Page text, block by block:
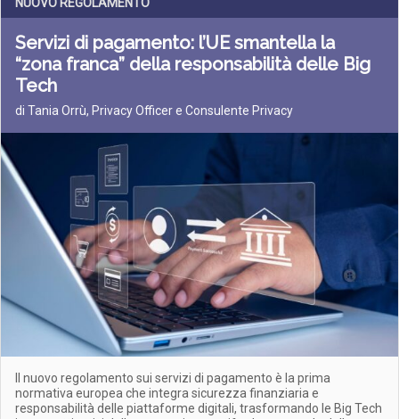
Servizi di pagamento: l’UE smantella la
“zona franca” della responsabilità delle Big
Tech
di Tania Orrù, Privacy Officer e Consulente Privacy
Il nuovo regolamento sui servizi di pagamento è la prima
normativa europea che integra sicurezza finanziaria e
responsabilità delle piattaforme digitali, trasformando le Big Tech